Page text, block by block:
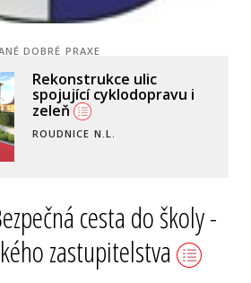
DOBRÉ PRAXE
Rekonstrukce ulic
spojující cyklodopravu i
zeleň
ROUDNICE N.L.
Sdílení sdílených kol mezi
městy
KOPŘIVNICE, NOVÝ JIČÍN
cesta do školy -
zastupitelstva